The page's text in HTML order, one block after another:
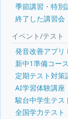
季節講習・特別
終了した講習会
イベント/テスト
発音改善アプリ
新中1準備コース
定期テスト対策
AI学習体験講座
駿台中学生テス
全国学力テスト